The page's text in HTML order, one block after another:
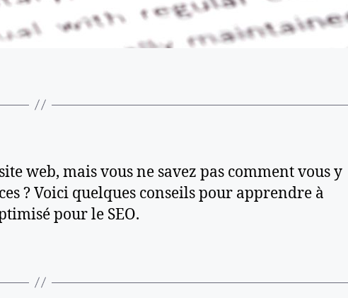
web, mais vous ne savez pas comment vous y
? Voici quelques conseils pour apprendre à
pour le SEO.